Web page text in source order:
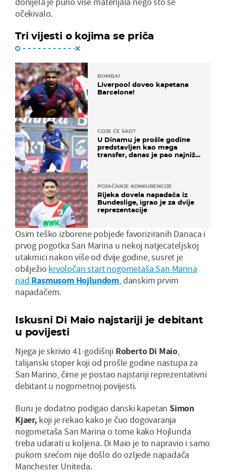
očekivalo.
Tri vijesti o kojima se priča
BOMBA!
Liverpool doveo kapetana
Barcelone!
GDJE ĆE SAD?
U Dinamu je prošle godine
predstavljen kao mega
transfer, danas je pao najniže
POJAČANJE KONKURENCIJE
Rijeka dovela napadača iz
Bundeslige, igrao je za dvije
reprezentacije
Osim teško izborene pobjede favoriziranih Danaca i
prvog pogotka San Marina u nekoj natjecateljskoj
utakmici nakon više od dvije godine, susret je
obilježio krvoločan start nogometaša San Marina
nad Rasmusom Hojlundom, danskim prvim
napadačem.
Iskusni Di Maio najstariji je debitant
u povijesti
Njega je skrivio 41-godišnji Roberto Di Maio,
talijanski stoper koji od prošle godine nastupa za
San Marino, čime je postao najstariji reprezentativni
debitant u nogometnoj povijesti.
Buru je dodatno podigao danski kapetan Simon
Kjaer,koji je rekao kako je čuo dogovaranja
nogometaša San Marina o tome kako Hojlunda
treba udarati u koljena. Di Maio je to napravio i samo
pukom srećom nije došlo do ozljede napadača
Manchester Uniteda.